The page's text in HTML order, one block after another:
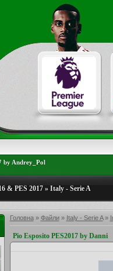
by Andrey_Pol
& PES 2017» Italy - Serie A
Головна» Файли» Italy - Serie A»
Pio Esposito PES2017 by Danni